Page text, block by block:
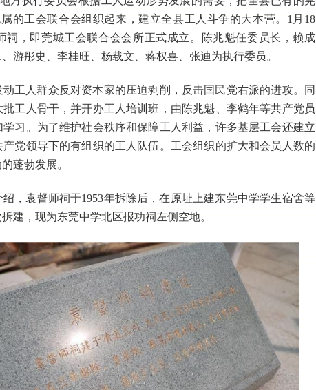
的工会联合会组织起来，建立全县工人斗争的大本营。1月18
祠，即莞城工会联合会会所正式成立。陈兆魁任委员长，赖成
游彤史、李桂旺、杨载文、蒋权喜、张迪为执行委员。
工人群众反对资本家的压迫剥削，反击国民党右派的进攻。同
工人骨干，并开办工人培训班，由陈兆魁、李鹤年等共产党员
习。为了维护社会秩序和保障工人利益，许多基层工会还建立
党领导下的有组织的工人队伍。工会组织的扩大和会员人数的
蓬勃发展。
，袁督师祠于1953年拆除后，在原址上建东莞中学学生宿舍等
建，现为东莞中学北区报功祠左侧空地。